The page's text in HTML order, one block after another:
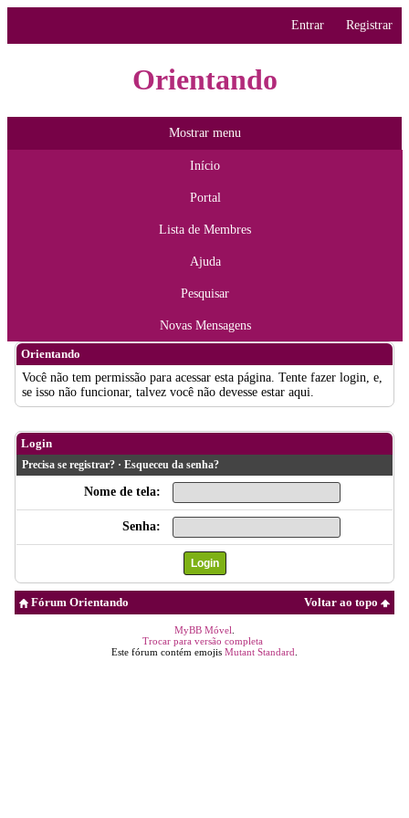
Entrar Registrar
Orientando
Mostrar menu
Início
Portal
Lista de Membres
Ajuda
Pesquisar
Novas Mensagens
Orientando
Você não tem permissão para acessar esta página. Tente fazer login, e,
se isso não funcionar, talvez você não devesse estar aqui.
Login
Precisa se registrar? · Esqueceu da senha?
Nome de tela:
Senha:
Voltar ao topo
Fórum Orientando
MyBB Móvel
Trocar para versão completa
Este fórum contém emojis Mutant Standard